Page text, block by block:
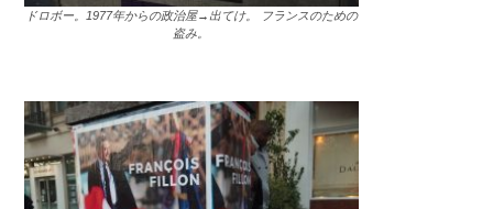
ドロボー。1977年からの政治屋→出てけ。 フランスのための
盗み。